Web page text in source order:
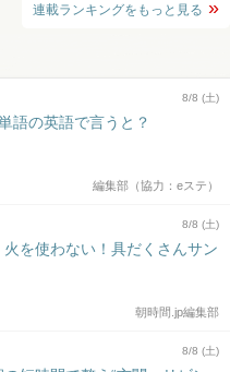
連載ランキングをもっと見る
8/8 (土)
語の英語で言うと？
編集部（協力：eステ）
8/8 (土)
火を使わない！具だくさんサン
朝時間.jp編集部
8/8 (土)